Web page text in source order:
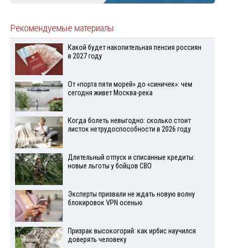
Рекомендуемые материалы
Какой будет накопительная пенсия россиян
в 2027 году
От «порта пяти морей» до «синичек»: чем
сегодня живет Москва-река
Когда болеть невыгодно: сколько стоит
листок нетрудоспособности в 2026 году
Длительный отпуск и списанные кредиты:
новые льготы у бойцов СВО
Эксперты призвали не ждать новую волну
блокировок VPN осенью
Призрак высокогорий: как ирбис научился
доверять человеку